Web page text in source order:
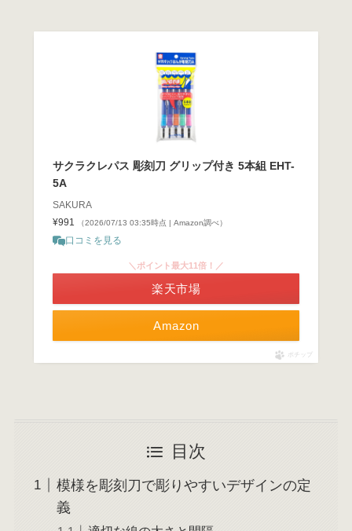
サクラクレパス 彫刻刀 グリップ付き 5本組 EHT-
5A
SAKURA
¥991
（2026/07/13 03:35時点 | Amazon調べ）
口コミを見る
Amazon
＼ポイント最大11倍！／
楽天市場
ポチップ
目次
模様を彫刻刀で彫りやすいデザインの定
義